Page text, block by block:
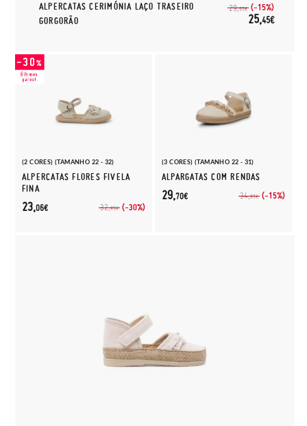
ALPERCATAS CERIMÓNIA LAÇO TRASEIRO
GORGORÃO
29,95€ (-15%)
25,45€
(2 CORES) (TAMANHO 22 - 32)
ALPERCATAS FLORES FIVELA
FINA
32,95€ (-30%)
23,06€
(3 CORES) (TAMANHO 22 - 31)
ALPARGATAS COM RENDAS
34,95€ (-15%)
29,70€